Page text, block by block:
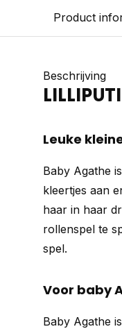
Product
Beschrijving
Leuke
Baby Agathe
kleertjes aan
haar in haar
rollenspel te
spel.
Voor baby
Baby Agathe